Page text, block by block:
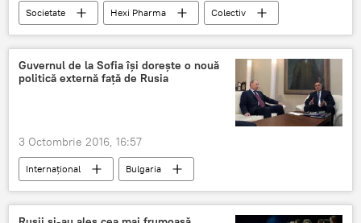
Societate Hexi Pharma
Colectiv
România
Guvernul de la Sofia își dorește o nouă
politică externă față de Rusia
3 Octombrie 2016, 16:57
Internaţional
Bulgaria
Federația Rusă
Boiko Borisov
Politica externă
Bulgaria